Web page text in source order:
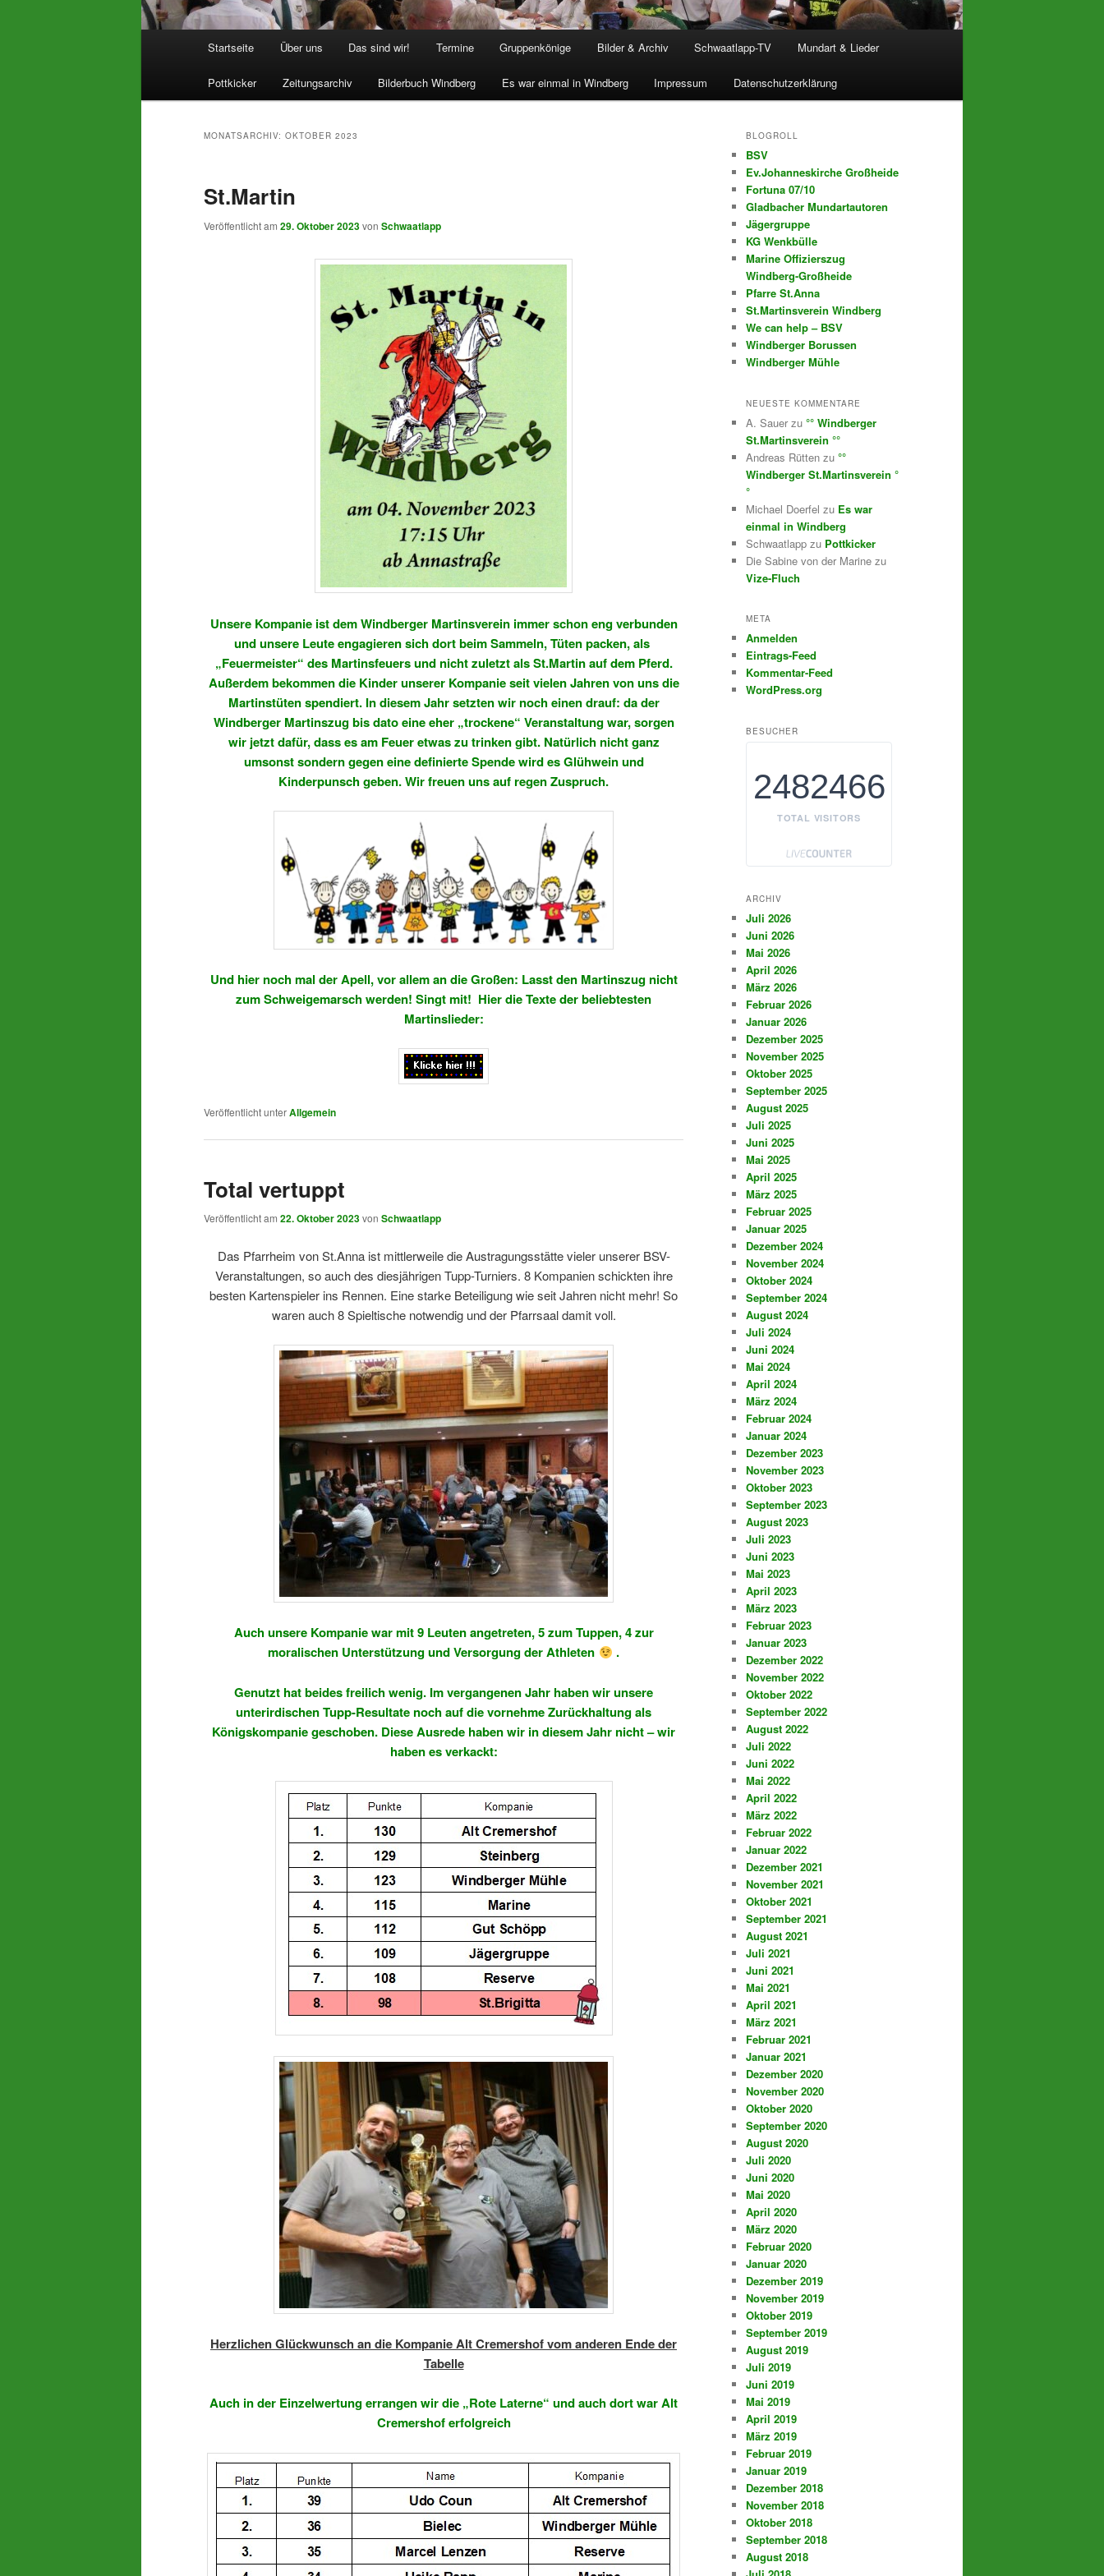
Startseite Über uns Das sind wir! Termine Gruppenkönige Bilder & Archiv Schwaatlapp-TV Mundart & Lieder
Pottkicker Zeitungsarchiv Bilderbuch Windberg Es war einmal in Windberg Impressum Datenschutzerklärung
MONATSARCHIV: OKTOBER 2023
St.Martin
Veröffentlicht am 29. Oktober 2023von Schwaatlapp
Unsere Kompanie ist dem Windberger Martinsverein immer schon eng verbunden
und unsere Leute engagieren sich dort beim Sammeln, Tüten packen, als
„Feuermeister“ des Martinsfeuers und nicht zuletzt als St.Martin auf dem Pferd.
Außerdem bekommen die Kinder unserer Kompanie seit vielen Jahren von uns die
Martinstüten spendiert. In diesem Jahr setzten wir noch einen drauf: da der
Windberger Martinszug bis dato eine eher „trockene“ Veranstaltung war, sorgen
wir jetzt dafür, dass es am Feuer etwas zu trinken gibt. Natürlich nicht ganz
umsonst sondern gegen eine definierte Spende wird es Glühwein und
Kinderpunsch geben. Wir freuen uns auf regen Zuspruch.
Und hier noch mal der Apell, vor allem an die Großen: Lasst den Martinszug nicht
zum Schweigemarsch werden! Singt mit! Hier die Texte der beliebtesten
Martinslieder:
Veröffentlicht unterAllgemein
Total vertuppt
Veröffentlicht am 22. Oktober 2023von Schwaatlapp
Das Pfarrheim von St.Anna ist mittlerweile die Austragungsstätte vieler unserer BSV-
Veranstaltungen, so auch des diesjährigen Tupp-Turniers. 8 Kompanien schickten ihre
besten Kartenspieler ins Rennen. Eine starke Beteiligung wie seit Jahren nicht mehr! So
waren auch 8 Spieltische notwendig und der Pfarrsaal damit voll.
Auch unsere Kompanie war mit 9 Leuten angetreten, 5 zum Tuppen, 4 zur
moralischen Unterstützung und Versorgung der Athleten
.
Genutzt hat beides freilich wenig. Im vergangenen Jahr haben wir unsere
unterirdischen Tupp-Resultate noch auf die vornehme Zurückhaltung als
Königskompanie geschoben. Diese Ausrede haben wir in diesem Jahr nicht – wir
haben es verkackt:
Herzlichen Glückwunsch an die Kompanie Alt Cremershof vom anderen Ende der
Tabelle
Auch in der Einzelwertung errangen wir die „Rote Laterne“ und auch dort war Alt
Cremershof erfolgreich
BLOGROLL
BSV
Ev.Johanneskirche Großheide
Fortuna 07/10
Gladbacher Mundartautoren
Jägergruppe
KG Wenkbülle
Marine Offizierszug
Windberg-Großheide
Pfarre St.Anna
St.Martinsverein Windberg
We can help – BSV
Windberger Borussen
Windberger Mühle
NEUESTE KOMMENTARE
A. Sauer zu °° Windberger
St.Martinsverein °°
Andreas Rütten zu °°
Windberger St.Martinsverein °
°
Michael Doerfel zu Es war
einmal in Windberg
Schwaatlapp zu Pottkicker
Die Sabine von der Marine zu
Vize-Fluch
META
Anmelden
Eintrags-Feed
Kommentar-Feed
WordPress.org
BESUCHER
2482466
TOTAL VISITORS
ARCHIV
Juli 2026
Juni 2026
Mai 2026
April 2026
März 2026
Februar 2026
Januar 2026
Dezember 2025
November 2025
Oktober 2025
September 2025
August 2025
Juli 2025
Juni 2025
Mai 2025
April 2025
März 2025
Februar 2025
Januar 2025
Dezember 2024
November 2024
Oktober 2024
September 2024
August 2024
Juli 2024
Juni 2024
Mai 2024
April 2024
März 2024
Februar 2024
Januar 2024
Dezember 2023
November 2023
Oktober 2023
September 2023
August 2023
Juli 2023
Juni 2023
Mai 2023
April 2023
März 2023
Februar 2023
Januar 2023
Dezember 2022
November 2022
Oktober 2022
September 2022
August 2022
Juli 2022
Juni 2022
Mai 2022
April 2022
März 2022
Februar 2022
Januar 2022
Dezember 2021
November 2021
Oktober 2021
September 2021
August 2021
Juli 2021
Juni 2021
Mai 2021
April 2021
März 2021
Februar 2021
Januar 2021
Dezember 2020
November 2020
Oktober 2020
September 2020
August 2020
Juli 2020
Juni 2020
Mai 2020
April 2020
März 2020
Februar 2020
Januar 2020
Dezember 2019
November 2019
Oktober 2019
September 2019
August 2019
Juli 2019
Juni 2019
Mai 2019
April 2019
März 2019
Februar 2019
Januar 2019
Dezember 2018
November 2018
Oktober 2018
September 2018
August 2018